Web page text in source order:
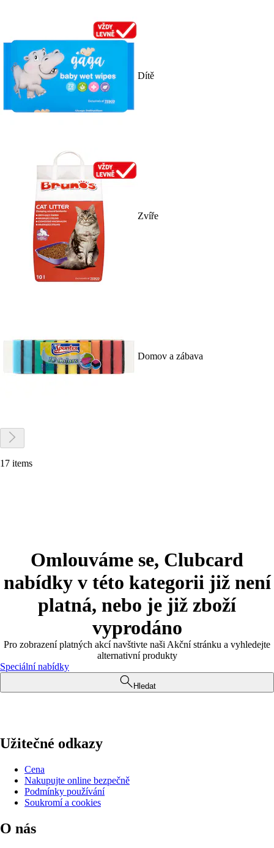
Dítě
Zvíře
Domov a zábava
17 items
Omlouváme se, Clubcard
nabídky v této kategorii již není
platná, nebo je již zboží
vyprodáno
Pro zobrazení platných akcí navštivte naši Akční stránku a vyhledejte
alternativní produkty
Speciální nabídky
Hledat
Užitečné odkazy
Cena
Nakupujte online bezpečně
Podmínky používání
Soukromí a cookies
O nás